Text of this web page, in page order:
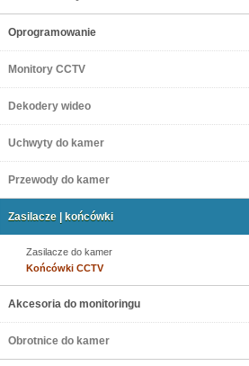
Oprogramowanie
Monitory CCTV
Dekodery wideo
Uchwyty do kamer
Przewody do kamer
Zasilacze | końcówki
Zasilacze do kamer
Końcówki CCTV
Akcesoria do monitoringu
Obrotnice do kamer